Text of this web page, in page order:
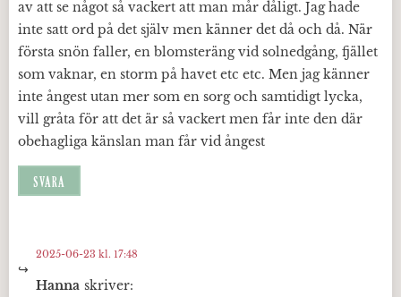
av att se något så vackert att man mår dåligt. Jag hade
inte satt ord på det själv men känner det då och då. När
första snön faller, en blomsteräng vid solnedgång, fjället
som vaknar, en storm på havet etc etc. Men jag känner
inte ångest utan mer som en sorg och samtidigt lycka,
vill gråta för att det är så vackert men får inte den där
obehagliga känslan man får vid ångest
SVARA
Hanna skriver:
2025-06-23 kl. 17:48